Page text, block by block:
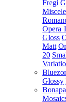
Fregi
Opera
Gloss
Matt
20
Glossy